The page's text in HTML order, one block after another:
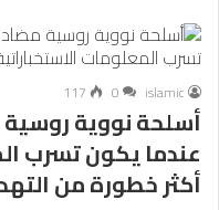
islamic
0
117
أسلحة نووية روسية
عندما يكون تسرب
أكثر خطورة من